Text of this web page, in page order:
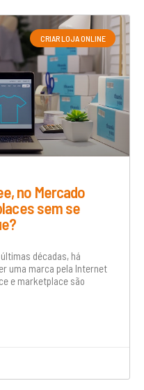
CRIAR LOJA ONLINE
no Mercado
sem se
décadas, há
uma marca pela Internet
e marketplace são